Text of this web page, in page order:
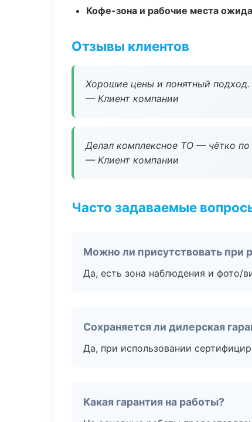
Кофе-зона и рабочие места
Отзывы клиентов
Хорошие цены и понятный подход.
— Клиент компании
Делал комплексное ТО — чётко
— Клиент компании
Часто задаваемые
Можно ли присутствовать при
Да, есть зона наблюдения и фото/
Сохраняется ли дилерская
Да, при использовании
Какая гарантия на работы?